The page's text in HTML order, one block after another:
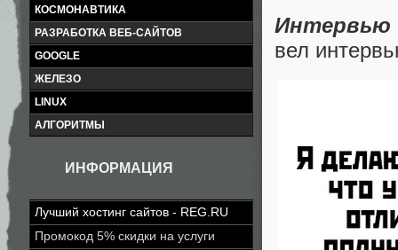
КОСМОНАВТИКА
РАЗРАБОТКА ВЕБ-САЙТОВ
GOOGLE
ЖЕЛЕЗО
LINUX
АЛГОРИТМЫ
ИНФОРМАЦИЯ
Лучший хостинг сайтов - REG.RU
Промокод 5% скидки на услуги
Интервью
вел